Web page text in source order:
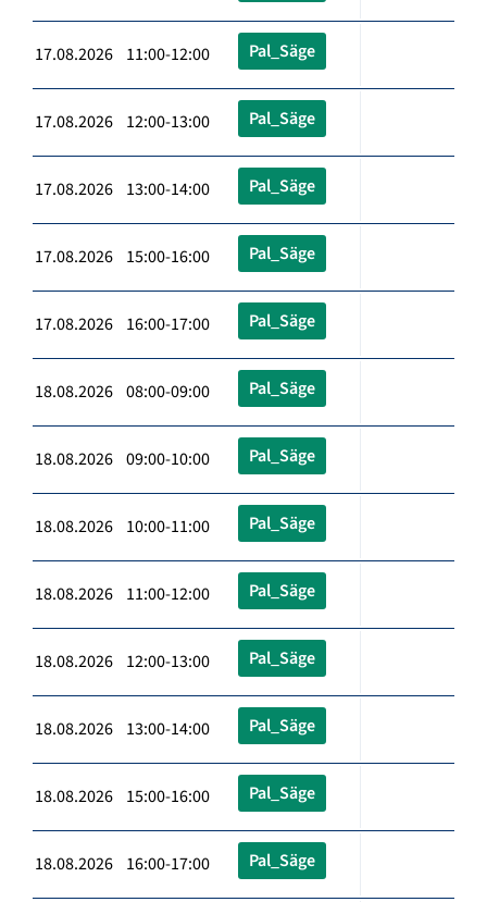
17.08.2026 11:00-12:00 Pal_Säge
17.08.2026 12:00-13:00 Pal_Säge
17.08.2026 13:00-14:00 Pal_Säge
17.08.2026 15:00-16:00 Pal_Säge
17.08.2026 16:00-17:00 Pal_Säge
18.08.2026 08:00-09:00 Pal_Säge
18.08.2026 09:00-10:00 Pal_Säge
18.08.2026 10:00-11:00 Pal_Säge
18.08.2026 11:00-12:00 Pal_Säge
18.08.2026 12:00-13:00 Pal_Säge
18.08.2026 13:00-14:00 Pal_Säge
18.08.2026 15:00-16:00 Pal_Säge
18.08.2026 16:00-17:00 Pal_Säge